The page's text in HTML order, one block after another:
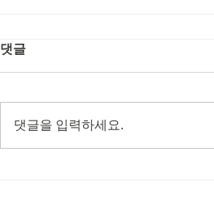
Coffee를 좋아하세요?
댓글
댓글을 입력하세요.